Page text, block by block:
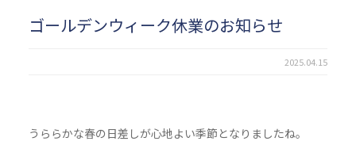
ゴールデンウィーク休業のお知らせ
2025.04.15
うららかな春の日差しが心地よい季節となりましたね。